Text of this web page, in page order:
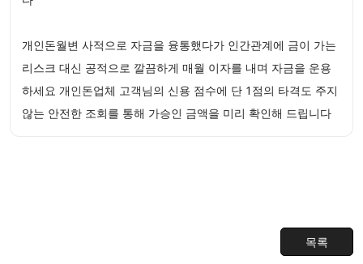
개인돈월변 사적으로 자금을 융통했다가 인간관계에 금이 가는
리스크 대신 공적으로 깔끔하게 매월 이자를 내며 자금을 운용
하세요 개인돈업체 고객님의 신용 점수에 단 1점의 타격도 주지
않는 안전한 조회를 통해 가승인 금액을 미리 확인해 드립니다
목록